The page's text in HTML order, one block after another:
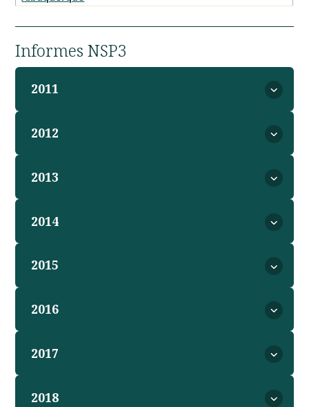
Informes NSP3
2011
2012
2013
2014
2015
2016
2017
2018